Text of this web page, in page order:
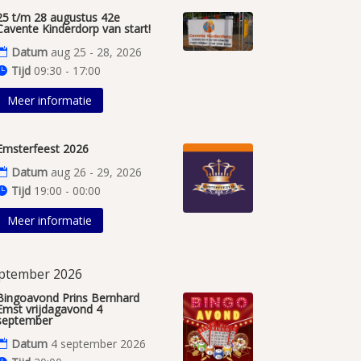
t/m 28 augustus 42e
Kinderdorp van start!
Datum aug 25 - 28, 2026
Tijd 09:30 - 17:00
Meer informatie
2026
Datum aug 26 - 29, 2026
Tijd 19:00 - 00:00
Meer informatie
2026
Prins Bernhard
vrijdagavond 4
Datum 4 september 2026